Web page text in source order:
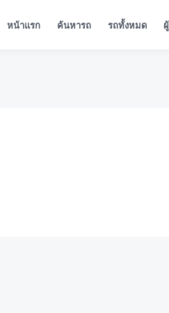
หน้าแรก ค้นหารถ รถทั้งหมด